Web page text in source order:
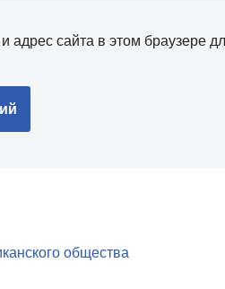
адрес сайта в этом браузере
общества